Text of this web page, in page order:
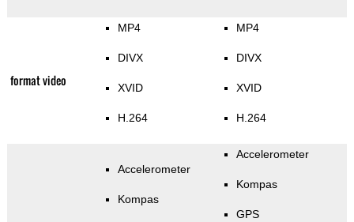
format video
MP4
DIVX
XVID
H.264
MP4
DIVX
XVID
H.264
Accelerometer
Kompas
Accelerometer
Kompas
GPS